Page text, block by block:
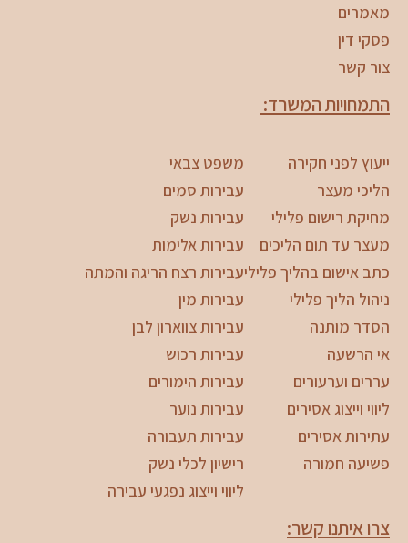
מאמרים
פסקי דין
צור קשר
התמחויות המשרד:
ייעוץ לפני חקירה
הליכי מעצר
מחיקת רישום פלילי
מעצר עד תום הליכים
כתב אישום בהליך פלילי
ניהול הליך פלילי
הסדר מותנה
אי הרשעה
עררים וערעורים
ליווי וייצוג אסירים
עתירות אסירים
פשיעה חמורה
משפט צבאי
עבירות סמים
עבירות נשק
עבירות אלימות
עבירות רצח הריגה והמתה
עבירות מין
עבירות צווארון לבן
עבירות רכוש
עבירות הימורים
עבירות נוער
עבירות תעבורה
רישיון לכלי נשק
ליווי וייצוג נפגעי עבירה
צרו איתנו קשר: